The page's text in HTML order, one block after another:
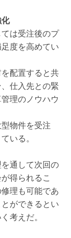
は受注後のプ
度を高めてい
配置すると共
仕入先との緊
理のノウハウ
物件を受注
いる。
通して次回の
得られるこ
理も可能であ
ができるとい
考えだ。